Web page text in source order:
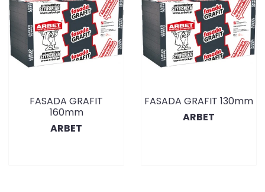
FASADA GRAFIT
160mm
ARBET
FASADA GRAFIT 130mm
ARBET